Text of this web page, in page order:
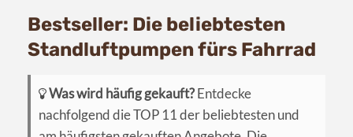
Bestseller: Die beliebtesten
Standluftpumpen fürs Fahrrad
Was wird häufig gekauft?Entdecke
nachfolgend die TOP 11 der beliebtesten und